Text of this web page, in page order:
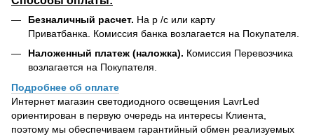
Безналичный расчет. На р /с или карту
Приватбанка. Комиссия банка возлагается на Покупателя.
Наложенный платеж (наложка). Комиссия Перевозчика
возлагается на Покупателя.
Подробнее об оплате
Интернет магазин светодиодного освещения LavrLed
ориентирован в первую очередь на интересы Клиента,
поэтому мы обеспечиваем гарантийный обмен реализуемых